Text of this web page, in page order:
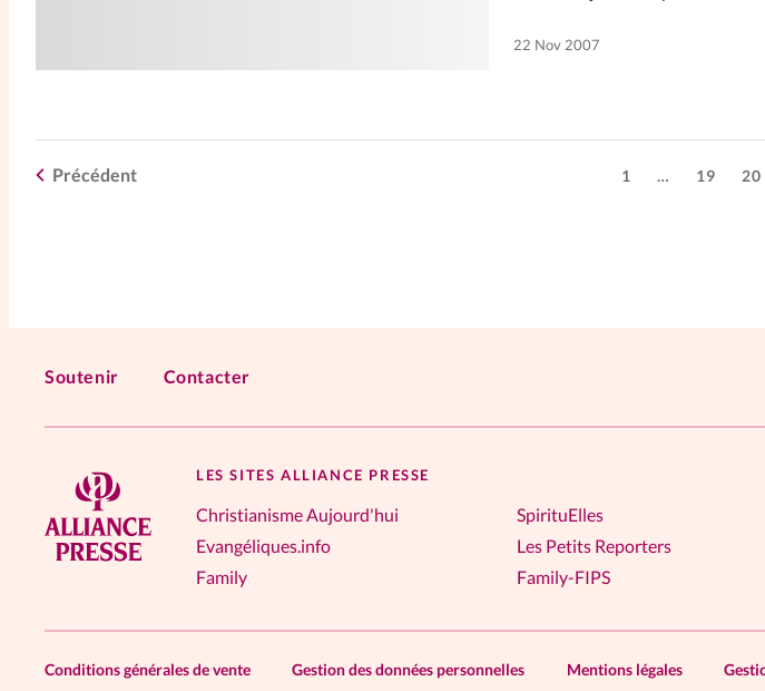
22 Nov 2007
Précédent 1 … 19 20
Soutenir Contacter
LES SITES ALLIANCE PRESSE
Christianisme Aujourd'hui
Evangéliques.info
Family
SpirituElles
Les Petits Reporters
Family-FIPS
Conditions générales de vente Gestion des données personnelles Mentions légales